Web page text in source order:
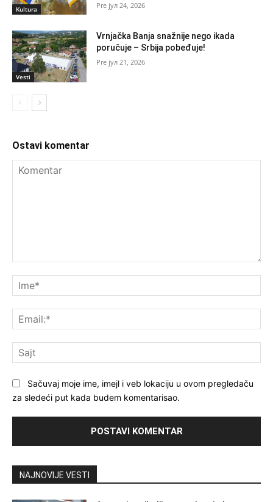
Kultura јул 24, 2026
Vesti
Vrnjačka Banja snažnije nego ikada
poručuje – Srbija pobeđuje!
јул 21, 2026
Ostavi komentar
Sačuvaj moje ime, imejl i veb lokaciju u ovom pregledaču
za sledeći put kada budem komentarisao.
NAJNOVIJE VESTI